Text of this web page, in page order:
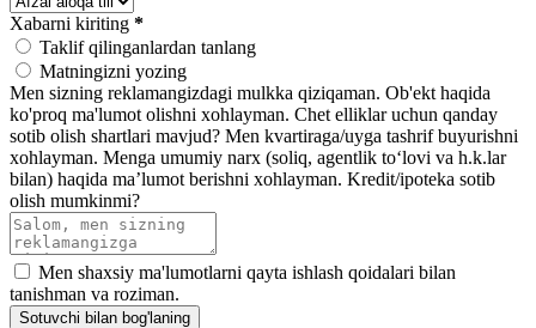
Xabarni kiriting *
Taklif qilinganlardan tanlang
Matningizni yozing
Men sizning reklamangizdagi mulkka qiziqaman. Ob'ekt haqida
ko'proq ma'lumot olishni xohlayman. Chet elliklar uchun qanday
sotib olish shartlari mavjud? Men kvartiraga/uyga tashrif buyurishni
xohlayman. Menga umumiy narx (soliq, agentlik toʻlovi va h.k.lar
bilan) haqida maʼlumot berishni xohlayman. Kredit/ipoteka sotib
olish mumkinmi?
Men shaxsiy ma'lumotlarni qayta ishlash qoidalari bilan
tanishman va roziman.
Sotuvchi bilan bog'laning